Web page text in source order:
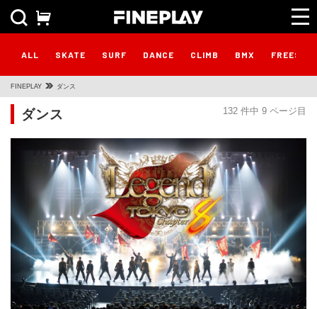
ALL SKATE SURF DANCE CLIMB BMX
FINEPLAY ダンス
132 件中 9 ページ目
ダンス